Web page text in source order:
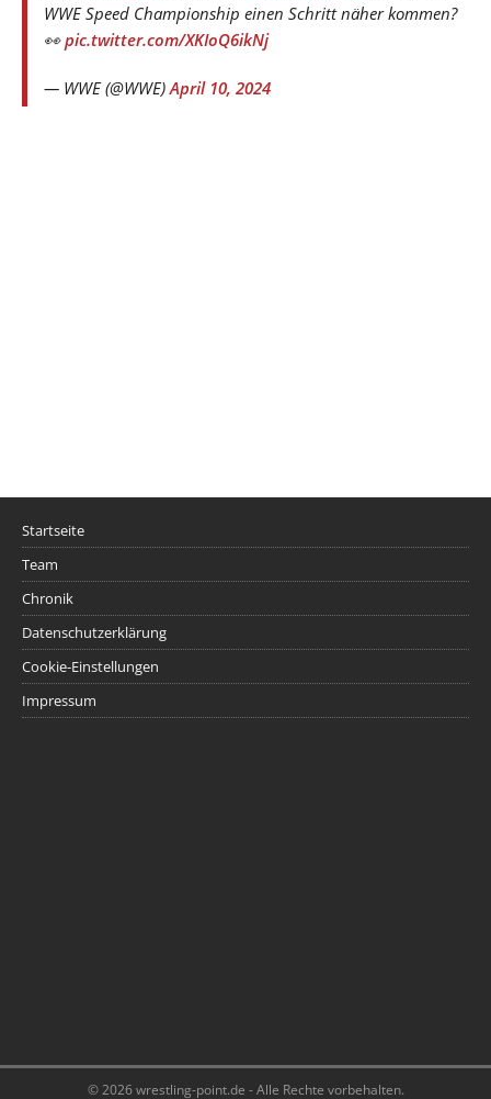
WWE Speed Championship einen Schritt näher kommen?
👀pic.twitter.com/XKIoQ6ikNj
— WWE (@WWE)April 10, 2024
Startseite
Team
Chronik
Datenschutzerklärung
Cookie-Einstellungen
Impressum
© 2026 wrestling-point.de - Alle Rechte vorbehalten.